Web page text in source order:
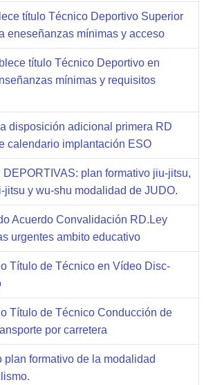
título Técnico Deportivo Superior
eneseñanzas mínimas y acceso
título Técnico Deportivo en
mínimas y requisitos
disposición adicional primera RD
calendario implantación ESO
plan formativo jiu-jitsu,
jitsu y wu-shu modalidad de JUDO.
Acuerdo Convalidación RD.Ley
urgentes ambito educativo
Título de Técnico en Vídeo Disc-
Título de Técnico Conducción de
por carretera
plan formativo de la modalidad